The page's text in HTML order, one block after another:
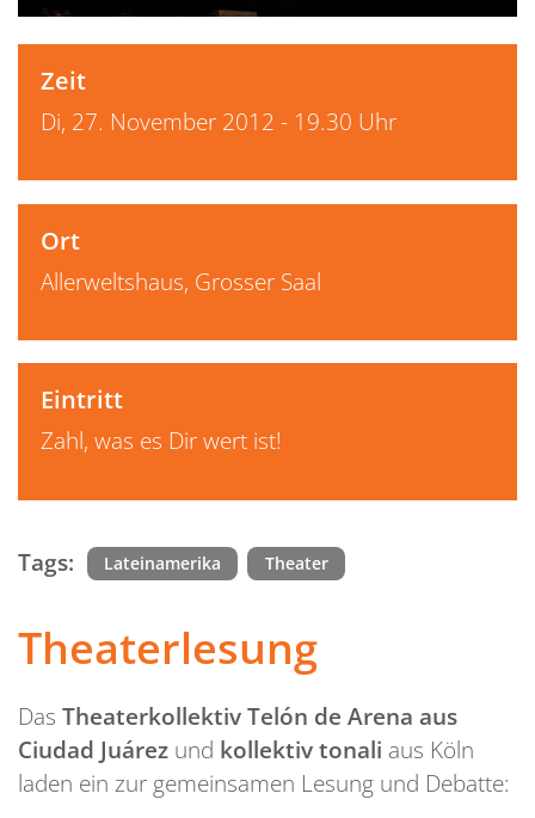
Zeit
Di, 27. November 2012 - 19.30 Uhr
Ort
Allerweltshaus, Grosser Saal
Eintritt
Zahl, was es Dir wert ist!
Tags: Lateinamerika Theater
Theaterlesung
Das Theaterkollektiv Telón de Arena aus
Ciudad Juárez und kollektiv tonali aus Köln
laden ein zur gemeinsamen Lesung und Debatte: